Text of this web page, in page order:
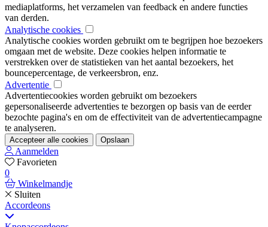
mediaplatforms, het verzamelen van feedback en andere functies
van derden.
Analytische cookies
Analytische cookies worden gebruikt om te begrijpen hoe bezoekers
omgaan met de website. Deze cookies helpen informatie te
verstrekken over de statistieken van het aantal bezoekers, het
bouncepercentage, de verkeersbron, enz.
Advertentie
Advertentiecookies worden gebruikt om bezoekers
gepersonaliseerde advertenties te bezorgen op basis van de eerder
bezochte pagina's en om de effectiviteit van de advertentiecampagne
te analyseren.
Accepteer alle cookies Opslaan
Aanmelden
Favorieten
0
Winkelmandje
Sluiten
Accordeons